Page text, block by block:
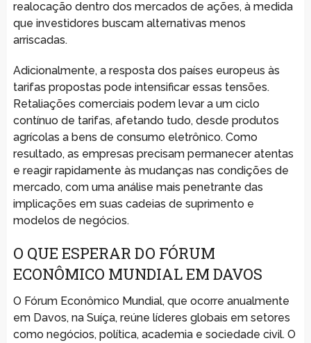
realocação dentro dos mercados de ações, à medida
que investidores buscam alternativas menos
arriscadas.
Adicionalmente, a resposta dos países europeus às
tarifas propostas pode intensificar essas tensões.
Retaliações comerciais podem levar a um ciclo
contínuo de tarifas, afetando tudo, desde produtos
agrícolas a bens de consumo eletrônico. Como
resultado, as empresas precisam permanecer atentas
e reagir rapidamente às mudanças nas condições de
mercado, com uma análise mais penetrante das
implicações em suas cadeias de suprimento e
modelos de negócios.
O QUE ESPERAR DO FÓRUM
ECONÔMICO MUNDIAL EM DAVOS
O Fórum Econômico Mundial, que ocorre anualmente
em Davos, na Suíça, reúne líderes globais em setores
como negócios, política, academia e sociedade civil. O